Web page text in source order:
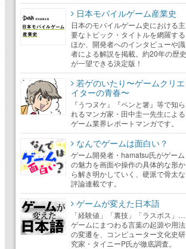
日本モバイルゲーム産業史
日本のモバイルゲーム史における主
要なトピック・タイトルを網羅する
ほか、開発者へのインタビューや識
者による解説を掲載。約20年の歴史
が一望できる決定版！
若ゲのいたり〜ゲームクリエ
イターの青春〜
『うつヌケ』『ペンと箸』等で知ら
れるマンガ家・田中圭一先生による
ゲーム業界レポートマンガです。
なんでゲームは面白い？
ゲーム開発者・hamatsu氏がゲーム
の魅力を画面や操作の具体的な形か
ら解き明かしていく、硬派で骨太な
評論連載です。
ゲームが変えた日本語
「経験値」「裏技」「ラスボス」…
ゲームにまつわる言葉の起源や用法
の変遷を、コンピューター文化史研
究家・タイニーP氏が徹底調査。